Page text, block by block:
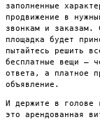
заполненные
продвижение в
звонкам и заказам.
площадка будет
пытайтесь решить
бесплатные вещи —
ответа, а платное
объявление.
И держите в голове
это арендованная